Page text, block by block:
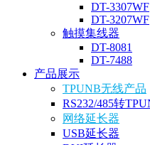
DT-3307WF
DT-3207WF
触摸集线器
DT-8081
DT-7488
产品展示
TPUNB无线产品
RS232/485转
网络延长器
USB延长器